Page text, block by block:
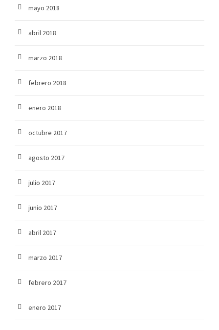
mayo 2018
abril 2018
marzo 2018
febrero 2018
enero 2018
octubre 2017
agosto 2017
julio 2017
junio 2017
abril 2017
marzo 2017
febrero 2017
enero 2017